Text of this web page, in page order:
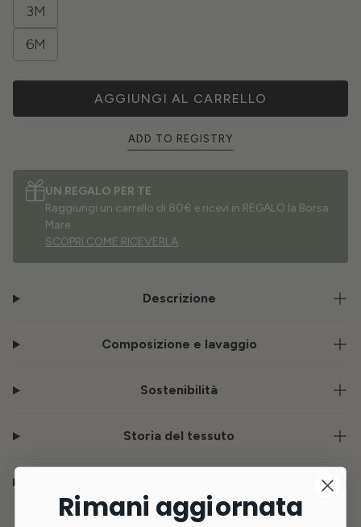
3M
6M
AGGIUNGI AL CARRELLO
ADD TO REGISTRY
UN REGALO PER TE
Raggiungi un carrello di 80€ e ricevi in REGALO la Borsa
Mare.
SCOPRI COME RICEVERLA
Descrizione
Composizione e lavaggio
Sostenibilità
Storia del tessuto
Rimani aggiornata